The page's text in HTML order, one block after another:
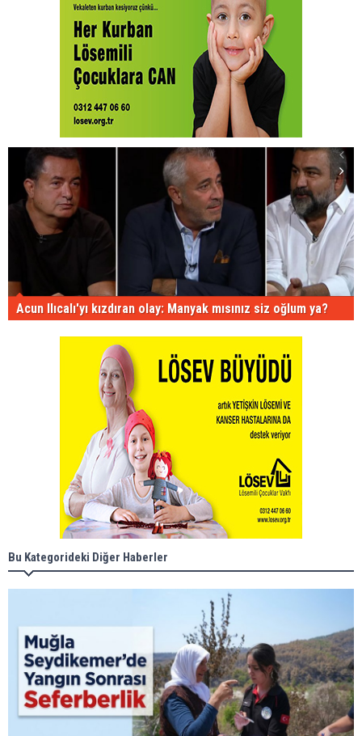
Acun Ilıcalı'yı kızdıran olay: Manyak mısınız siz oğlum ya?
Bu Kategorideki Diğer Haberler